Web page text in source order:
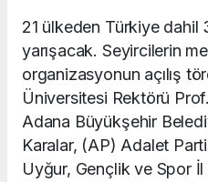
21 ülkeden Türkiye dahil
yarışacak. Seyircilerin
organizasyonun açılış
Üniversitesi Rektörü
Adana Büyükşehir
Karalar, (AP) Adalet
Uyğur, Gençlik ve Spor